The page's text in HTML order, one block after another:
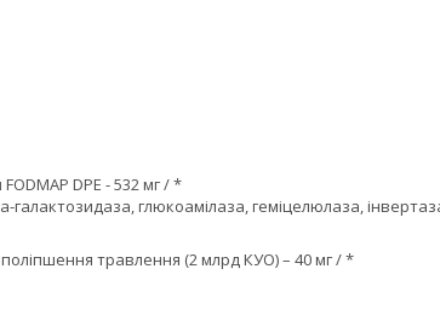
DPE - 532 мг / *
глюкоамілаза, геміцелюлаза,
поліпшення травлення (2 млрд КУО) – 40 мг / *